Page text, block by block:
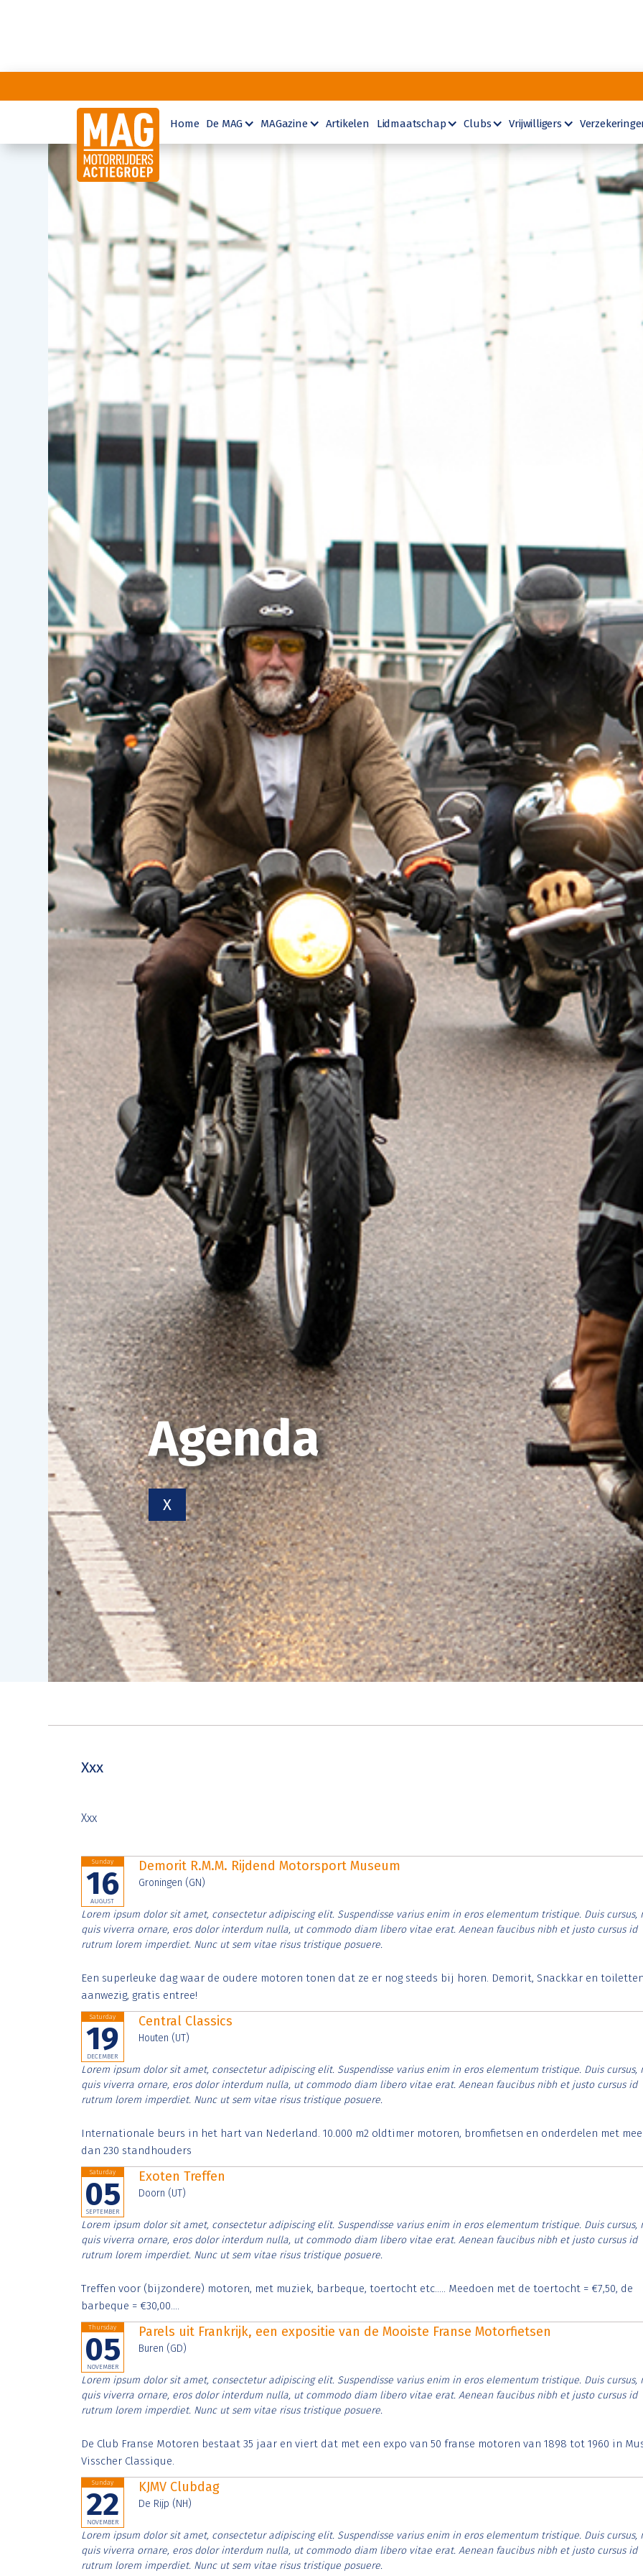
Home De MAG MAGazine Artikelen Lidmaatschap Clubs Vrijwilligers
Agenda
X
Xxx
Xxx
Sunday
16
AUGUST
Demorit R.M.M. Rijdend Motorsport Museum
Groningen (GN)
Lorem ipsum dolor sit amet, consectetur adipiscing elit. Suspendisse varius enim in eros elementum tristique. Duis cursus,
quis viverra ornare, eros dolor interdum nulla, ut commodo diam libero vitae erat. Aenean faucibus nibh et justo cursus id
rutrum lorem imperdiet. Nunc ut sem vitae risus tristique posuere.
Een superleuke dag waar de oudere motoren tonen dat ze er nog steeds bij horen. Demorit, Snackkar en
aanwezig, gratis entree!
Saturday
19
DECEMBER
Central Classics
Houten (UT)
Lorem ipsum dolor sit amet, consectetur adipiscing elit. Suspendisse varius enim in eros elementum tristique. Duis cursus,
quis viverra ornare, eros dolor interdum nulla, ut commodo diam libero vitae erat. Aenean faucibus nibh et justo cursus id
rutrum lorem imperdiet. Nunc ut sem vitae risus tristique posuere.
Internationale beurs in het hart van Nederland. 10.000 m2 oldtimer motoren, bromfietsen en onderdelen met
dan 230 standhouders
Saturday
05
SEPTEMBER
Exoten Treffen
Doorn (UT)
Lorem ipsum dolor sit amet, consectetur adipiscing elit. Suspendisse varius enim in eros elementum tristique. Duis cursus,
quis viverra ornare, eros dolor interdum nulla, ut commodo diam libero vitae erat. Aenean faucibus nibh et justo cursus id
rutrum lorem imperdiet. Nunc ut sem vitae risus tristique posuere.
Treffen voor (bijzondere) motoren, met muziek, barbeque, toertocht etc..... Meedoen met de toertocht = €7,50, de
barbeque = €30,00....
Thursday
05
NOVEMBER
Parels uit Frankrijk, een expositie van de Mooiste Franse Motorfietsen
Buren (GD)
Lorem ipsum dolor sit amet, consectetur adipiscing elit. Suspendisse varius enim in eros elementum tristique. Duis cursus,
quis viverra ornare, eros dolor interdum nulla, ut commodo diam libero vitae erat. Aenean faucibus nibh et justo cursus id
rutrum lorem imperdiet. Nunc ut sem vitae risus tristique posuere.
De Club Franse Motoren bestaat 35 jaar en viert dat met een expo van 50 franse motoren van 1898 tot 1960 in
Visscher Classique.
Sunday
22
NOVEMBER
KJMV Clubdag
De Rijp (NH)
Lorem ipsum dolor sit amet, consectetur adipiscing elit. Suspendisse varius enim in eros elementum tristique. Duis cursus,
quis viverra ornare, eros dolor interdum nulla, ut commodo diam libero vitae erat. Aenean faucibus nibh et justo cursus id
rutrum lorem imperdiet. Nunc ut sem vitae risus tristique posuere.